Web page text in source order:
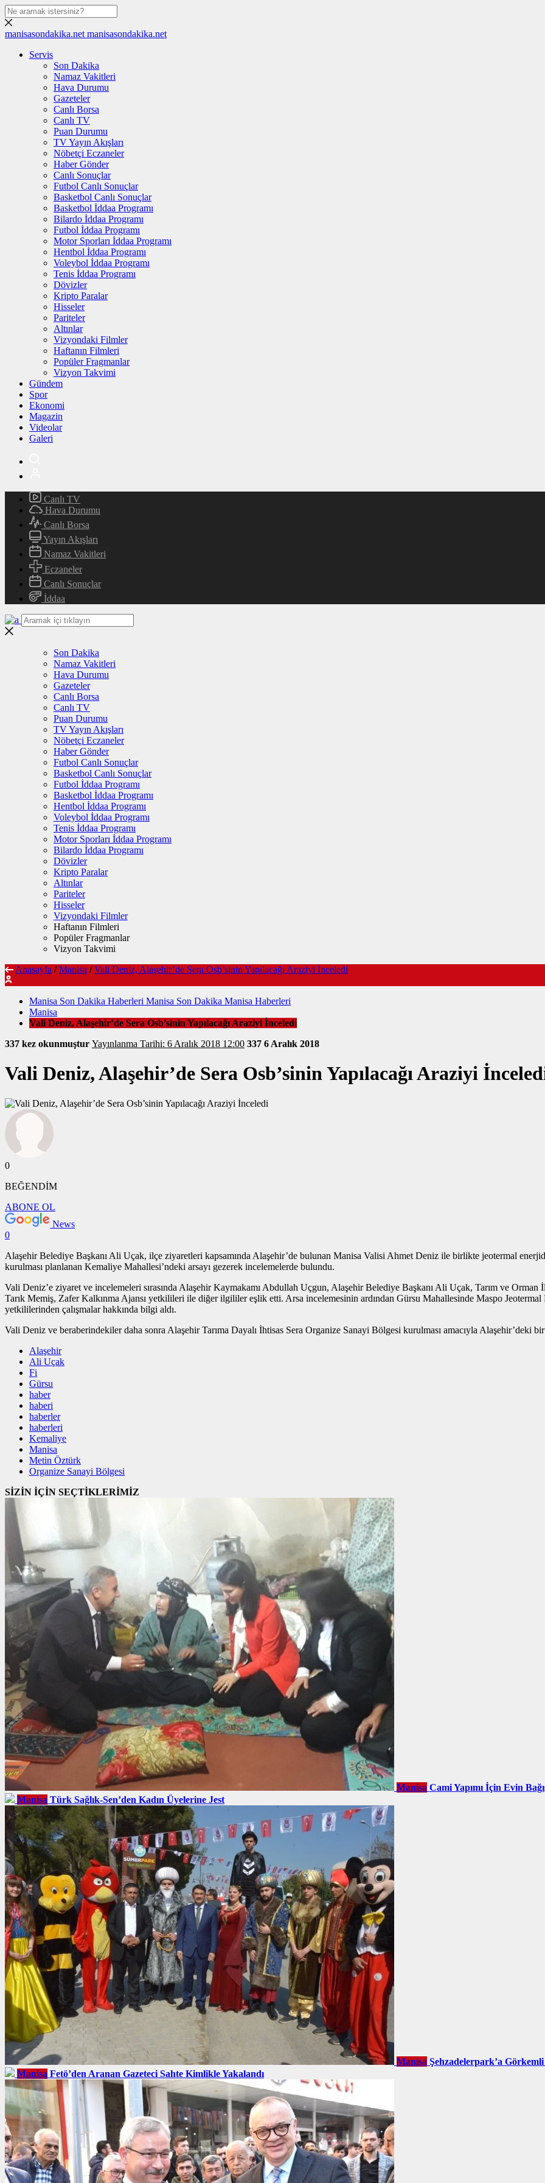
manisasondakika.net manisasondakika.net
Servis
Son Dakika
Namaz Vakitleri
Hava Durumu
Gazeteler
Canlı Borsa
Canlı TV
Puan Durumu
TV Yayın Akışları
Nöbetçi Eczaneler
Haber Gönder
Canlı Sonuçlar
Futbol Canlı Sonuçlar
Basketbol Canlı Sonuçlar
Basketbol İddaa Programı
Bilardo İddaa Programı
Futbol İddaa Programı
Motor Sporları İddaa Programı
Hentbol İddaa Programı
Voleybol İddaa Programı
Tenis İddaa Programı
Dövizler
Kripto Paralar
Hisseler
Pariteler
Altınlar
Vizyondaki Filmler
Haftanın Filmleri
Popüler Fragmanlar
Vizyon Takvimi
Gündem
Spor
Ekonomi
Magazin
Videolar
Galeri
Canlı TV
Hava Durumu
Canlı Borsa
Yayın Akışları
Namaz Vakitleri
Eczaneler
Canlı Sonuçlar
İddaa
Son Dakika
Namaz Vakitleri
Hava Durumu
Gazeteler
Canlı Borsa
Canlı TV
Puan Durumu
TV Yayın Akışları
Nöbetçi Eczaneler
Haber Gönder
Futbol Canlı Sonuçlar
Basketbol Canlı Sonuçlar
Futbol İddaa Programı
Basketbol İddaa Programı
Hentbol İddaa Programı
Voleybol İddaa Programı
Tenis İddaa Programı
Motor Sporları İddaa Programı
Bilardo İddaa Programı
Dövizler
Kripto Paralar
Altınlar
Pariteler
Hisseler
Vizyondaki Filmler
Haftanın Filmleri
Popüler Fragmanlar
Vizyon Takvimi
Anasayfa / Manisa / Vali Deniz, Alaşehir’de Sera Osb’sinin Yapılacağı Araziyi İnceledi
Manisa Son Dakika Haberleri Manisa Son Dakika Manisa Haberleri
Manisa
Vali Deniz, Alaşehir’de Sera Osb’sinin Yapılacağı Araziyi İnceledi
337 kez okunmuştur Yayınlanma Tarihi: 6 Aralık 2018 12:00 337 6 Aralık 2018
Vali Deniz, Alaşehir’de Sera Osb’sinin Yapılacağı Araziyi
0
BEĞENDİM
ABONE OL
News
0
Alaşehir Belediye Başkanı Ali Uçak, ilçe ziyaretleri kapsamında Alaşehir’de bulunan Manisa Valisi Ahmet Deniz ile birlikte jeotermal
kurulması planlanan Kemaliye Mahallesi’ndeki arsayı gezerek incelemelerde bulundu.
Vali Deniz’e ziyaret ve incelemeleri sırasında Alaşehir Kaymakamı Abdullah Uçgun, Alaşehir Belediye Başkanı Ali Uçak, Tarım ve
Tarık Memiş, Zafer Kalkınma Ajansı yetkilileri ile diğer ilgililer eşlik etti. Arsa incelemesinin ardından Gürsu Mahallesinde Maspo
yetkililerinden çalışmalar hakkında bilgi aldı.
Vali Deniz ve beraberindekiler daha sonra Alaşehir Tarıma Dayalı İhtisas Sera Organize Sanayi Bölgesi kurulması amacıyla Alaşehir’deki
Alaşehir
Ali Uçak
Fi
Gürsu
haber
haberi
haberler
haberleri
Kemaliye
Manisa
Metin Öztürk
Organize Sanayi Bölgesi
SİZİN İÇİN SEÇTİKLERİMİZ
Manisa Cami Yapımı İçin Evin
Manisa Türk Sağlık-Sen’den Kadın Üyelerine Jest
Manisa Şehzadelerpark’a Görkemli
Manisa Fetö’den Aranan Gazeteci Sahte Kimlikle Yakalandı